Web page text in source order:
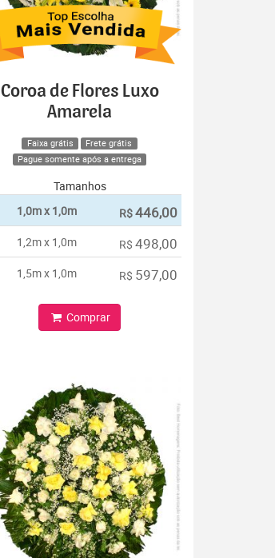
Coroa de Flores Luxo
Amarela
Faixa grátis
Frete grátis
Pague somente após a entrega
Tamanhos
1,0m x 1,0m
R$446,00
1,2m x 1,0m R$ 498,00
1,5m x 1,0m R$ 597,00
Comprar